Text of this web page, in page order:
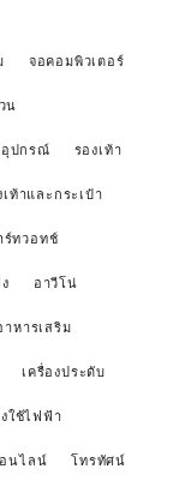
จอคอมพิวเตอร์
น
ปกรณ์ รองเท้า
เท้าและกระเป๋า
ร์ทวอทช์
อาวีโน่
าหารเสริม
เครื่องประดับ
ใช้ไฟฟ้า
นไลน์ โทรทัศน์